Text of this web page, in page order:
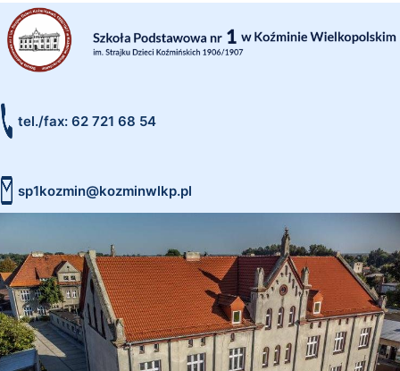
tel./fax: 62 721 68 54
sp1kozmin@kozminwlkp.pl